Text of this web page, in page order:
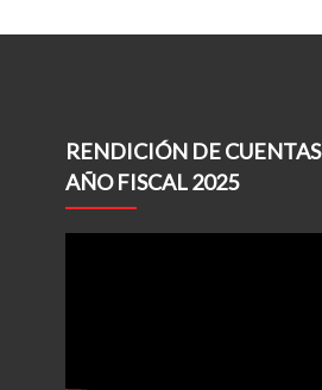
RENDICIÓN DE CUENTAS
AÑO FISCAL 2025